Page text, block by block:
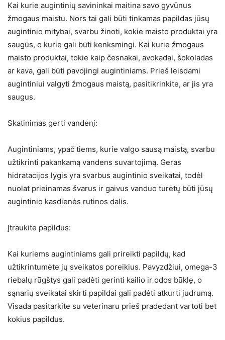
Kai kurie augintinių savininkai maitina savo gyvūnus
žmogaus maistu. Nors tai gali būti tinkamas papildas jūsų
augintinio mitybai, svarbu žinoti, kokie maisto produktai yra
saugūs, o kurie gali būti kenksmingi. Kai kurie žmogaus
maisto produktai, tokie kaip česnakai, avokadai, šokoladas
ar kava, gali būti pavojingi augintiniams. Prieš leisdami
augintiniui valgyti žmogaus maistą, pasitikrinkite, ar jis yra
saugus.
Skatinimas gerti vandenį:
Augintiniams, ypač tiems, kurie valgo sausą maistą, svarbu
užtikrinti pakankamą vandens suvartojimą. Geras
hidratacijos lygis yra svarbus augintinio sveikatai, todėl
nuolat prieinamas švarus ir gaivus vanduo turėtų būti jūsų
augintinio kasdienės rutinos dalis.
Įtraukite papildus:
Kai kuriems augintiniams gali prireikti papildų, kad
užtikrintumėte jų sveikatos poreikius. Pavyzdžiui, omega-3
riebalų rūgštys gali padėti gerinti kailio ir odos būklę, o
sąnarių sveikatai skirti papildai gali padėti atkurti judrumą.
Visada pasitarkite su veterinaru prieš pradedant vartoti bet
kokius papildus.